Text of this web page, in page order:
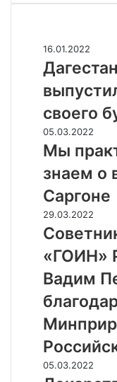
Д
а
г
е
с
т
а
н
с
к
а
я
г
а
д
а
л
к
а
в
ы
п
у
16.01.2022
своего
М
ы
р
а
т
и
с
к
и
н
и
ч
е
05.03.2022
Мы
знаем о
Саргоне
С
о
е
т
и
к
г
л
а
в
29.03.2022
«ГОИН»
Вадим
Л
05.03.2022